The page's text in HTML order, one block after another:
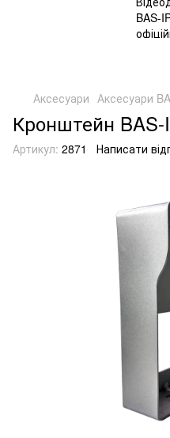
Аксесуари Аксесуари
Кронштейн BAS-
Артикул: 2871 Написати